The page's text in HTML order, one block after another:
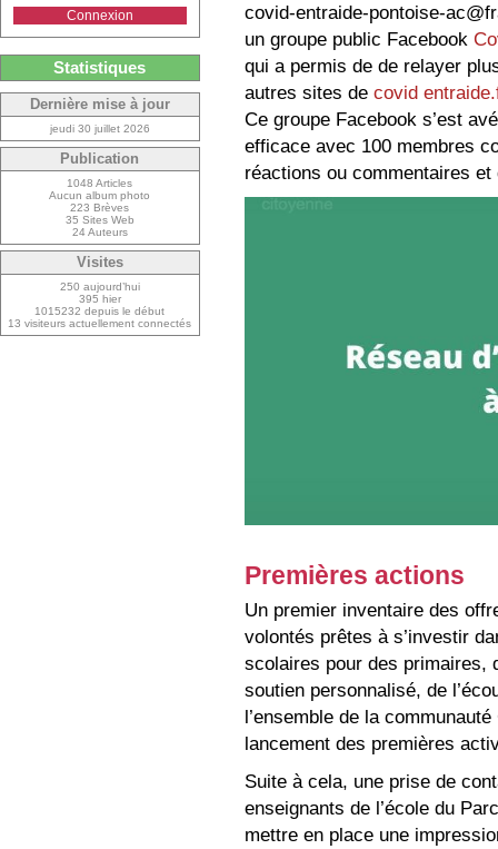
covid-entraide-pontoise-
un groupe public Facebook
qui a permis de de relayer
autres sites de covid
Ce groupe Facebook s’est
efficace avec 100 membres
réactions ou commentaires et
Premières actions
Un premier inventaire des
volontés prêtes à s’investir
scolaires pour des primaires,
soutien personnalisé, de
l’ensemble de la
lancement des premières
Suite à cela, une prise de
enseignants de l’école du
mettre en place une
Connexion
Statistiques
Dernière mise à jour
jeudi 30 juillet 2026
Publication
1048 Articles
Aucun album photo
223 Brèves
35 Sites Web
24 Auteurs
Visites
250 aujourd’hui
395 hier
1015232 depuis le début
13 visiteurs actuellement connectés